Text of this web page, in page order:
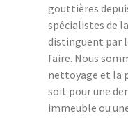
gouttières
spécialistes de
distinguent par
faire. Nous
nettoyage et la
soit pour une
immeuble ou